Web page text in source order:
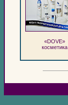
«DOVE»
косметика